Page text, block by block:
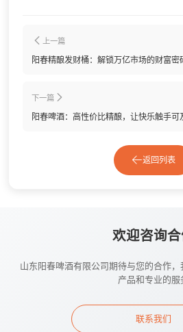
上一篇
阳春精酿发财桶：解锁万亿市场的财富密
下一篇
阳春啤酒：高性价比精酿，让快乐触手可
返回列表
欢迎咨询
山东阳春啤酒有限公司期待与您的合作
产品和专业的服
联系我们